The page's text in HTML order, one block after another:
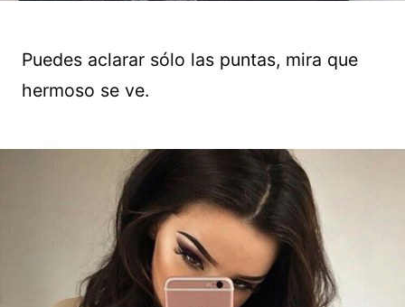
Puedes aclarar sólo las puntas, mira que
hermoso se ve.